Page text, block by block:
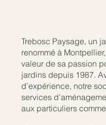
Trebosc Paysage, un
renommé à
valeur de sa passion
jardins depuis 1987.
d’expérience, notre
services
aux particuliers